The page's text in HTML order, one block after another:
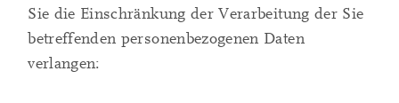
Sie die Einschränkung der Verarbeitung der Sie
betreffenden personenbezogenen Daten
verlangen: